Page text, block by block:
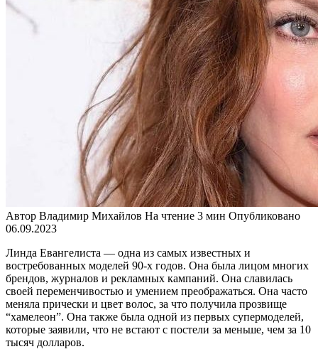
Автор Владимир Михайлов На чтение 3 мин Опубликовано
06.09.2023
Линда Евангелиста — одна из самых известных и
востребованных моделей 90-х годов. Она была лицом многих
брендов, журналов и рекламных кампаний. Она славилась
своей переменчивостью и умением преображаться. Она часто
меняла прически и цвет волос, за что получила прозвище
“хамелеон”. Она также была одной из первых супермоделей,
которые заявили, что не встают с постели за меньше, чем за 10
тысяч долларов.